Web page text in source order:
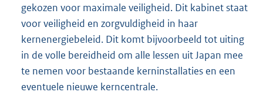
gekozen voor maximale veiligheid. Dit kabinet staat
voor veiligheid en zorgvuldigheid in haar
kernenergiebeleid. Dit komt bijvoorbeeld tot uiting
in de volle bereidheid om alle lessen uit Japan mee
te nemen voor bestaande kerninstallaties en een
eventuele nieuwe kerncentrale.